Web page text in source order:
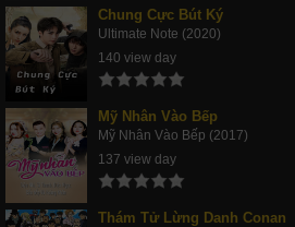
Chung Cực Bút Ký
Ultimate Note (2020)
140 view day
Mỹ Nhân Vào Bếp
Mỹ Nhân Vào Bếp (2017)
137 view day
Thám Tử Lừng Danh Conan